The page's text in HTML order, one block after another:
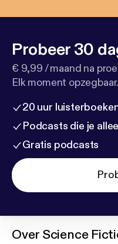
Probeer 30
€ 9,99 / maand na
Elk moment opzegbaar.
20 uur
Podcasts die je
Gratis podcasts
Over Science